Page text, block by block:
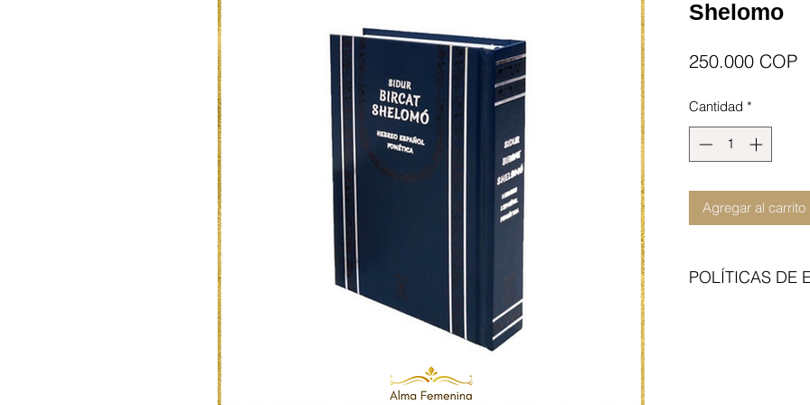
Shelomo
250.000 COP
Cantidad *
Agregar al carrito
POLÍTICAS DE